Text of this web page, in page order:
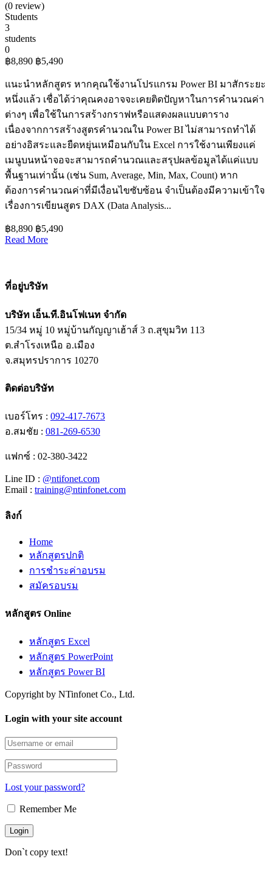
(0 review)
Students
3
students
0
฿8,890 ฿5,490
แนะนำหลักสูตร หากคุณใช้งานโปรแกรม Power BI มาสักระยะ
หนึ่งแล้ว เชื่อได้ว่าคุณคงอาจจะเคยติดปัญหาในการคำนวณค่า
ต่างๆ เพื่อใช้ในการสร้างกราฟหรือแสดงผลแบบตาราง
เนื่องจากการสร้างสูตรคำนวณใน Power BI ไม่สามารถทำได้
อย่างอิสระและยืดหยุ่นเหมือนกับใน Excel การใช้งานเพียงแค่
เมนูบนหน้าจอจะสามารถคำนวณและสรุปผลข้อมูลได้แค่แบบ
พื้นฐานเท่านั้น (เช่น Sum, Average, Min, Max, Count) หาก
ต้องการคำนวณค่าที่มีเงื่อนไขซับซ้อน จำเป็นต้องมีความเข้าใจ
เรื่องการเขียนสูตร DAX (Data Analysis...
฿8,890 ฿5,490
Read More
ที่อยู่บริษัท
บริษัท เอ็น.ที.อินโฟเนท จำกัด
15/34 หมู่ 10 หมู่บ้านกัญญาเฮ้าส์ 3 ถ.สุขุมวิท 113
ต.สำโรงเหนือ อ.เมือง
จ.สมุทรปราการ 10270
ติดต่อบริษัท
เบอร์โทร : 092-417-7673
อ.สมชัย : 081-269-6530
แฟกซ์ : 02-380-3422
Line ID : @ntifonet.com
Email : training@ntinfonet.com
ลิงก์
Home
หลักสูตรปกติ
การชำระค่าอบรม
สมัครอบรม
หลักสูตร Online
หลักสูตร Excel
หลักสูตร PowerPoint
หลักสูตร Power BI
Copyright by NTinfonet Co., Ltd.
Login with your site account
Lost your password?
Remember Me
Don`t copy text!